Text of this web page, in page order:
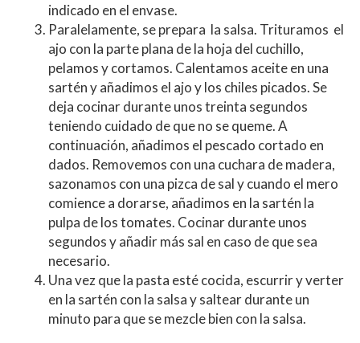
indicado en el envase.
Paralelamente, se prepara la salsa. Trituramos el
ajo con la parte plana de la hoja del cuchillo,
pelamos y cortamos. Calentamos aceite en una
sartén y añadimos el ajo y los chiles picados. Se
deja cocinar durante unos treinta segundos
teniendo cuidado de que no se queme. A
continuación, añadimos el pescado cortado en
dados. Removemos con una cuchara de madera,
sazonamos con una pizca de sal y cuando el mero
comience a dorarse, añadimos en la sartén la
pulpa de los tomates. Cocinar durante unos
segundos y añadir más sal en caso de que sea
necesario.
Una vez que la pasta esté cocida, escurrir y verter
en la sartén con la salsa y saltear durante un
minuto para que se mezcle bien con la salsa.